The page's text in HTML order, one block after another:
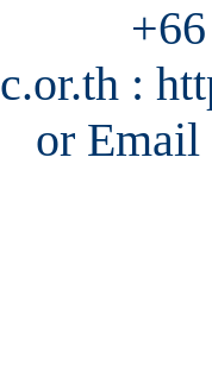
:
or Email